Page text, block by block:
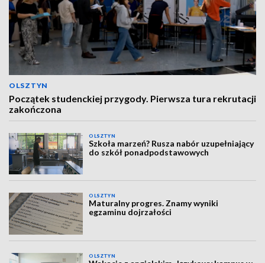
OLSZTYN
Początek studenckiej przygody. Pierwsza tura rekrutacji
zakończona
OLSZTYN
Szkoła marzeń? Rusza nabór uzupełniający
do szkół ponadpodstawowych
OLSZTYN
Maturalny progres. Znamy wyniki
egzaminu dojrzałości
OLSZTYN